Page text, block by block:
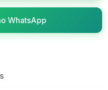
WhatsApp